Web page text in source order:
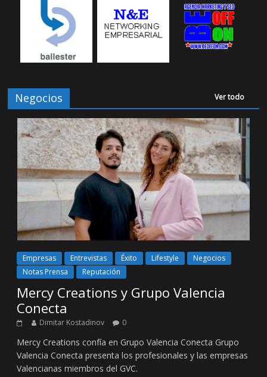
Negocios Ver todo
Empresas Entrevistas Éxito Lifestyle
Negocios
Notas Prensa
Reputación
Mercy Creations y Grupo Valencia
Conecta
Dimitar Kostadinov 0
Mercy Creations confía en Grupo Valencia Conecta Grupo
Valencia Conecta presenta los profesionales y las empresas
Valencianas miembros del GVC.